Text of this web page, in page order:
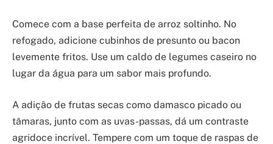
Comece com a base perfeita de arroz soltinho. No
refogado, adicione cubinhos de presunto ou bacon
levemente fritos. Use um caldo de legumes caseiro no
lugar da água para um sabor mais profundo.
A adição de frutas secas como damasco picado ou
tâmaras, junto com as uvas-passas, dá um contraste
agridoce incrível. Tempere com um toque de raspas de